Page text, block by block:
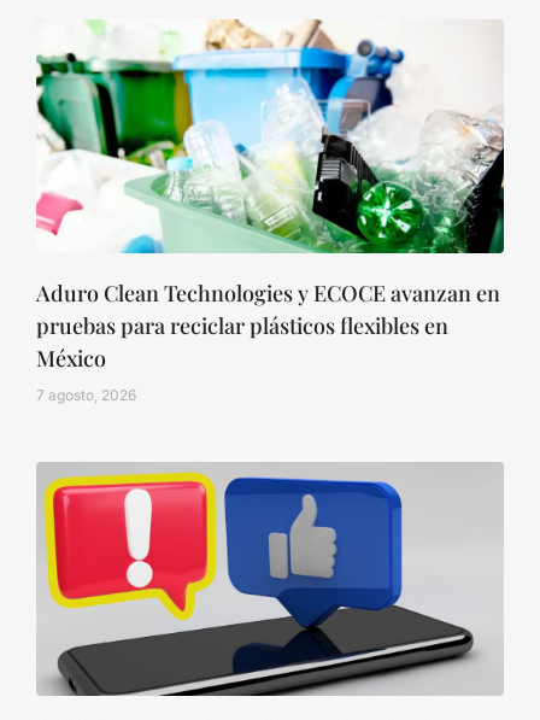
Aduro Clean Technologies y ECOCE avanzan en
pruebas para reciclar plásticos flexibles en
México
7 agosto, 2026